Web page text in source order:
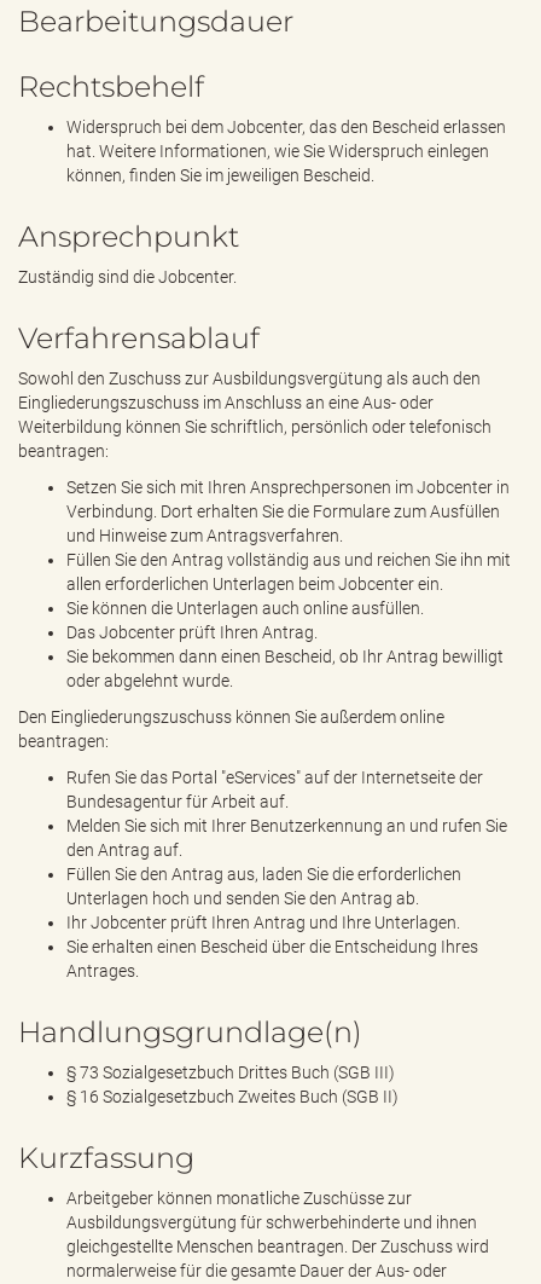
Bearbeitungsdauer
Rechtsbehelf
Widerspruch bei dem Jobcenter, das den Bescheid erlassen
hat. Weitere Informationen, wie Sie Widerspruch einlegen
können, finden Sie im jeweiligen Bescheid.
Ansprechpunkt
Zuständig sind die Jobcenter.
Verfahrensablauf
Sowohl den Zuschuss zur Ausbildungsvergütung als auch den
Eingliederungszuschuss im Anschluss an eine Aus- oder
Weiterbildung können Sie schriftlich, persönlich oder telefonisch
beantragen:
Setzen Sie sich mit Ihren Ansprechpersonen im Jobcenter in
Verbindung. Dort erhalten Sie die Formulare zum Ausfüllen
und Hinweise zum Antragsverfahren.
Füllen Sie den Antrag vollständig aus und reichen Sie ihn mit
allen erforderlichen Unterlagen beim Jobcenter ein.
Sie können die Unterlagen auch online ausfüllen.
Das Jobcenter prüft Ihren Antrag.
Sie bekommen dann einen Bescheid, ob Ihr Antrag bewilligt
oder abgelehnt wurde.
Den Eingliederungszuschuss können Sie außerdem online
beantragen:
Rufen Sie das Portal "eServices" auf der Internetseite der
Bundesagentur für Arbeit auf.
Melden Sie sich mit Ihrer Benutzerkennung an und rufen Sie
den Antrag auf.
Füllen Sie den Antrag aus, laden Sie die erforderlichen
Unterlagen hoch und senden Sie den Antrag ab.
Ihr Jobcenter prüft Ihren Antrag und Ihre Unterlagen.
Sie erhalten einen Bescheid über die Entscheidung Ihres
Antrages.
Handlungsgrundlage(n)
§ 73 Sozialgesetzbuch Drittes Buch (SGB III)
§ 16 Sozialgesetzbuch Zweites Buch (SGB II)
Kurzfassung
Arbeitgeber können monatliche Zuschüsse zur
Ausbildungsvergütung für schwerbehinderte und ihnen
gleichgestellte Menschen beantragen. Der Zuschuss wird
normalerweise für die gesamte Dauer der Aus- oder